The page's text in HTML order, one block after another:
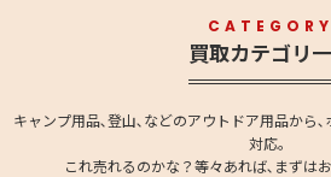
CATEGORY
買取カテゴリ
キャンプ用品､登山､などのアウトドア用品から
対応。
これ売れるのかな？等々あれば､まずは